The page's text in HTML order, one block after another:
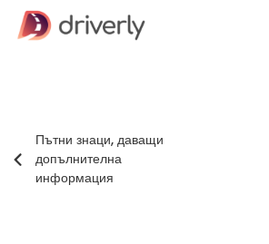
Пътни знаци, даващи
допълнителна
информация